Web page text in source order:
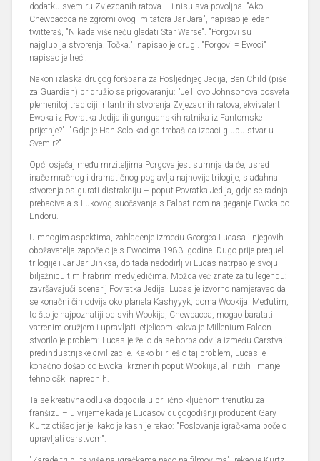
dodatku svemiru Zvjezdanih ratova – i nisu sva povoljna. "Ako
Chewbaccca ne zgromi ovog imitatora Jar Jara", napisao je jedan
twitteraš, "Nikada više neću gledati Star Warse". "Porgovi su
najgluplja stvorenja. Točka.", napisao je drugi. "Porgovi = Ewoci"
napisao je treći.
Nakon izlaska drugog foršpana za Posljednjeg Jedija, Ben Child (piše
za Guardian) pridružio se prigovaranju: "Je li ovo Johnsonova posveta
plemenitoj tradiciji iritantnih stvorenja Zvjezadnih ratova, ekvivalent
Ewoka iz Povratka Jedija ili gunguanskih ratnika iz Fantomske
prijetnje?". "Gdje je Han Solo kad ga trebaš da izbaci glupu stvar u
Svemir?"
Opći osjećaj među mrziteljima Porgova jest sumnja da će, usred
inače mračnog i dramatičnog poglavlja najnovije trilogije, slađahna
stvorenja osigurati distrakciju – poput Povratka Jedija, gdje se radnja
prebacivala s Lukovog suočavanja s Palpatinom na geganje Ewoka po
Endoru.
U mnogim aspektima, zahlađenje između Georgea Lucasa i njegovih
obožavatelja započelo je s Ewocima 1983. godine. Dugo prije prequel
trilogije i Jar Jar Binksa, do tada nedodirljivi Lucas natrpao je svoju
bilježnicu tim hrabrim medvjedićima. Možda već znate za tu legendu:
završavajući scenarij Povratka Jedija, Lucas je izvorno namjeravao da
se konačni čin odvija oko planeta Kashyyyk, doma Wookija. Međutim,
to što je najpoznatiji od svih Wookija, Chewbacca, mogao baratati
vatrenim oružjem i upravljati letjelicom kakva je Millenium Falcon
stvorilo je problem: Lucas je želio da se borba odvija između Carstva i
predindustrijske civilizacije. Kako bi riješio taj problem, Lucas je
konačno došao do Ewoka, krznenih poput Wookiija, ali nižih i manje
tehnološki naprednih.
Ta se kreativna odluka dogodila u prilično ključnom trenutku za
franšizu – u vrijeme kada je Lucasov dugogodišnji producent Gary
Kurtz otišao jer je, kako je kasnije rekao: "Poslovanje igračkama počelo
upravljati carstvom".